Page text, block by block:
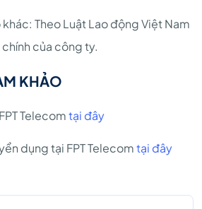
Theo Luật Lao động Việt Nam
của công ty.
KHẢO
Telecomtại đây
dụng tại FPT Telecomtại đây